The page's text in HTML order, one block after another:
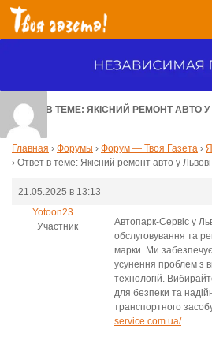
Перейти к содержимому
ОТВЕТ В ТЕМЕ: ЯКІСНИЙ РЕМОНТ АВТО У
Главная › Форумы › Форум — Твоя Газета ›
› Ответ в теме: Якісний ремонт авто у Львові
21.05.2025 в 13:13
Yotoon23
Участник
Автопарк-Сервіс у
обслуговування та
марки. Ми
усунення проблем з
технологій.
для безпеки та
транспортного
service.com.ua/